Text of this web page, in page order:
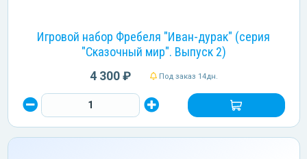
Игровой набор Фребеля "Иван-дурак" (серия
"Сказочный мир". Выпуск 2)
4 300 ₽ Под заказ 14дн.